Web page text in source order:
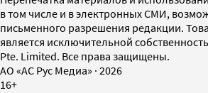
в том числе и в электронных СМИ,
письменного разрешения редакции.
является исключительной
Pte. Limited. Все права защищены.
AO «АС Рус Медиа» · 2026
16+